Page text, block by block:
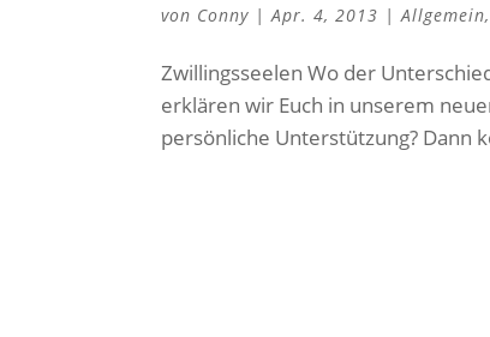
von Conny |Apr. 4, 2013 |Allgemein
Zwillingsseelen Wo der
erklären wir Euch in unserem
persönliche Unterstützung? Dann